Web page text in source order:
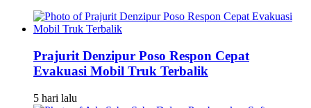
Prajurit Denzipur Poso Respon Cepat
Evakuasi Mobil Truk Terbalik
5 hari lalu